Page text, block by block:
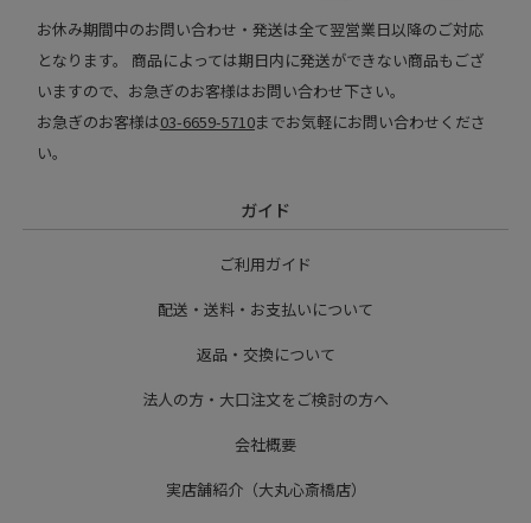
お休み期間中のお問い合わせ・発送は全て翌営業日以降のご対応
となります。 商品によっては期日内に発送ができない商品もござ
いますので、お急ぎのお客様はお問い合わせ下さい。
お急ぎのお客様は03-6659-5710までお気軽にお問い合わせくださ
い。
ガイド
ご利用ガイド
配送・送料・お支払いについて
返品・交換について
法人の方・大口注文をご検討の方へ
会社概要
実店舗紹介（大丸心斎橋店）